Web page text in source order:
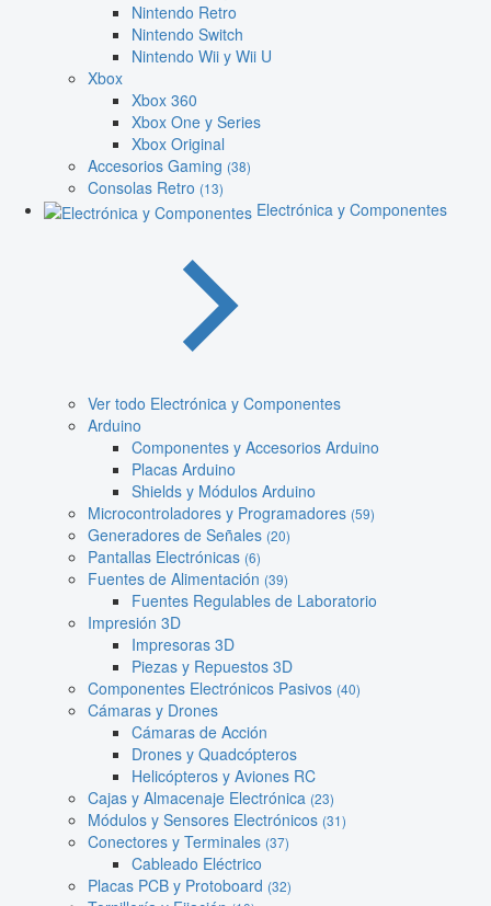
Nintendo Retro
Nintendo Switch
Nintendo Wii y Wii U
Xbox
Xbox 360
Xbox One y Series
Xbox Original
Accesorios Gaming (38)
Consolas Retro (13)
Electrónica y Componentes
Ver todo Electrónica y Componentes
Arduino
Componentes y Accesorios Arduino
Placas Arduino
Shields y Módulos Arduino
Microcontroladores y Programadores (59)
Generadores de Señales (20)
Pantallas Electrónicas (6)
Fuentes de Alimentación (39)
Fuentes Regulables de Laboratorio
Impresión 3D
Impresoras 3D
Piezas y Repuestos 3D
Componentes Electrónicos Pasivos (40)
Cámaras y Drones
Cámaras de Acción
Drones y Quadcópteros
Helicópteros y Aviones RC
Cajas y Almacenaje Electrónica (23)
Módulos y Sensores Electrónicos (31)
Conectores y Terminales (37)
Cableado Eléctrico
Placas PCB y Protoboard (32)